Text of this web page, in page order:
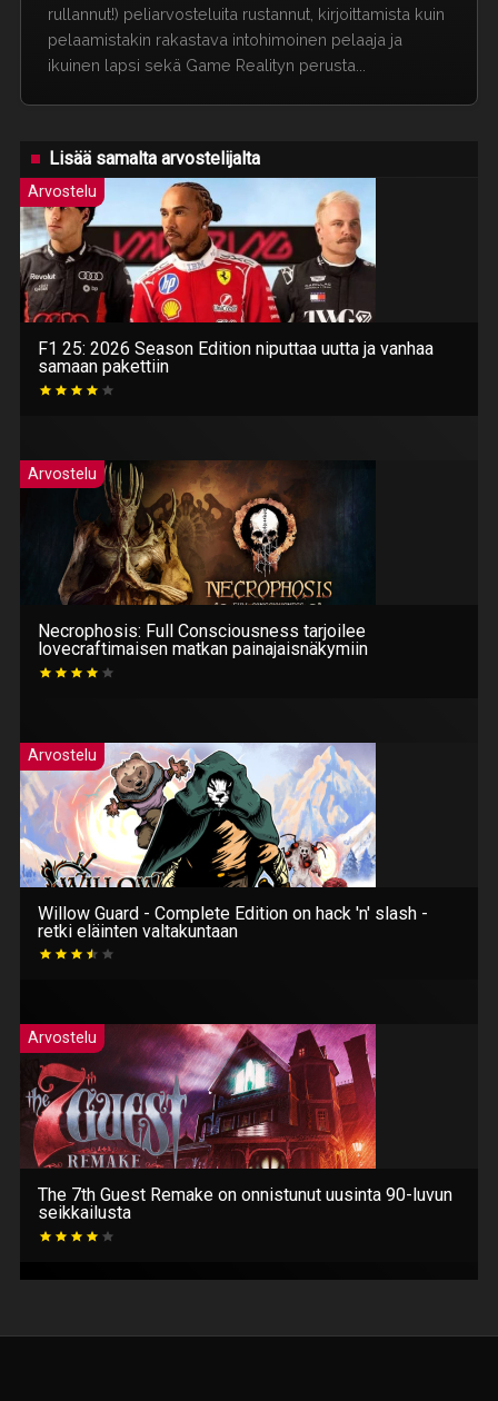
rullannut!) peliarvosteluita rustannut, kirjoittamista kuin
pelaamistakin rakastava intohimoinen pelaaja ja
ikuinen lapsi sekä Game Realityn perusta...
Lisää samalta arvostelijalta
Arvostelu
F1 25: 2026 Season Edition niputtaa uutta ja vanhaa
samaan pakettiin
Arvostelu
Necrophosis: Full Consciousness tarjoilee
lovecraftimaisen matkan painajaisnäkymiin
Arvostelu
Willow Guard - Complete Edition on hack 'n' slash -
retki eläinten valtakuntaan
Arvostelu
The 7th Guest Remake on onnistunut uusinta 90-luvun
seikkailusta